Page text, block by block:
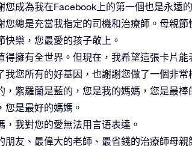
您成為我在Facebook上的第一個也是永遠
您總是充當我指定的司機和治療師。母親節
快樂，您最愛的孩子敬上。
得擁有全世界。但現在，我希望這張卡片能
我您所有的好基因，也謝謝您做了一個非常
，紫羅蘭是藍的，您是我的媽媽，您是最棒
您是最好的媽媽。
，我對您的愛無法用言语表達。
朋友、最偉大的老師、最省錢的治療師母親